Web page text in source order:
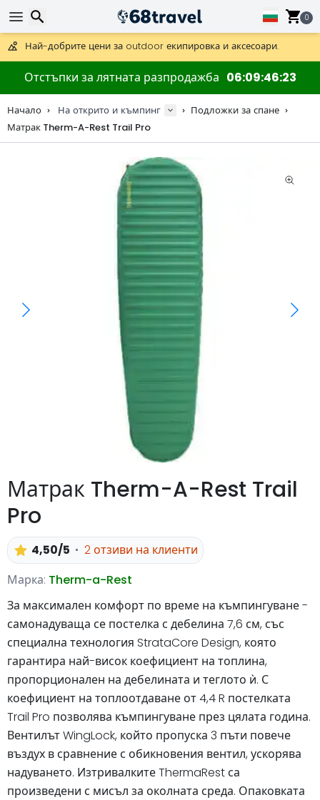
0
Предлага се и DHL Express за една нощ.
30 дни за връщане, 90 дни за дървени карти и декорации.
Най-добрите цени за outdoor екипировка и аксесоари.
Отстъпки за лятната разпродажба 06094623
Начало На открито и къмпинг
Подложки за спане
Матрак Therm-A-Rest Trail Pro
Матрак Therm-A-Rest Trail
Pro
4,50/5
2 отзиви на клиенти
Марка: Therm-a-Rest
За максимален комфорт по време на къмпингуване -
самонадуваща се постелка с дебелина 7,6 см, със
специална технология StrataCore Design, която
гарантира най-висок коефициент на топлина,
пропорционален на дебелината и теглото ѝ. С
коефициент на топлоотдаване от 4,4 R постелката
Trail Pro позволява къмпингуване през цялата година.
Вентилът WingLock, който пропуска 3 пъти повече
въздух в сравнение с обикновения вентил, ускорява
надуването. Изтривалките ThermaRest са
произведени с мисъл за околната среда. Опаковката
Търсене
Търсене